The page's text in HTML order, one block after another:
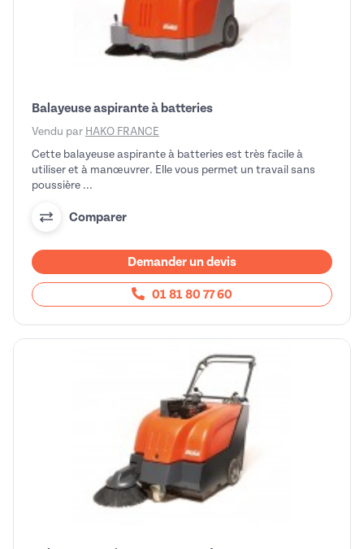
Balayeuse aspirante à batteries
Vendu par HAKO FRANCE
Cette balayeuse aspirante à batteries est très facile à
utiliser et à manœuvrer. Elle vous permet un travail sans
poussière ...
Comparer
Demander un devis
01 81 80 77 60